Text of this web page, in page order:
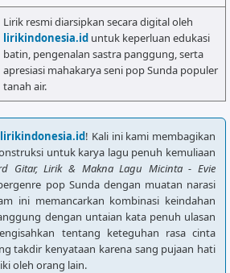
Lirik resmi diarsipkan secara digital oleh
lirikindonesia.id untuk keperluan edukasi
batin, pengenalan sastra panggung, serta
apresiasi mahakarya seni pop Sunda populer
tanah air.
lirikindonesia.id! Kali ini kami membagikan
untuk karya lagu penuh kemuliaan
Gitar, Lirik & Makna Lagu Micinta - Evie
pop Sunda dengan muatan narasi
ini memancarkan kombinasi keindahan
dengan untaian kata penuh ulasan
tentang keteguhan rasa cinta
takdir kenyataan karena sang pujaan hati
oleh orang lain.